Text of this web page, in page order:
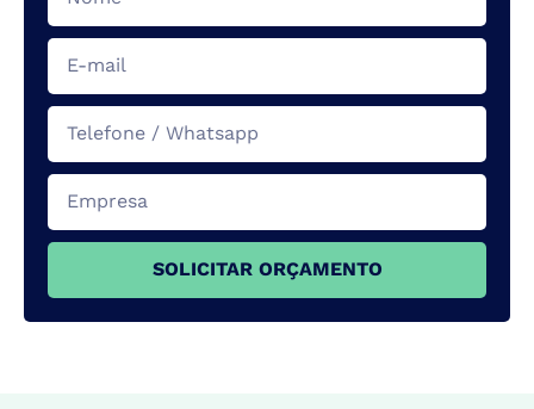
SOLICITAR ORÇAMENTO